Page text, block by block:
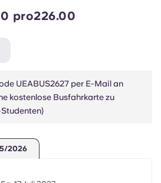
Español
Deutsch
French
pro226.00
UEABUS2627 per E-Mail an
kostenlose Busfahrkarte zu
2026